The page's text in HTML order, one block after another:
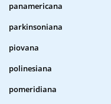
panamericana
parkinsoniana
piovana
polinesiana
pomeridiana